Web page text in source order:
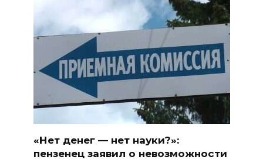
«Нет денег — нет науки?»:
пензенец заявил о невозможности